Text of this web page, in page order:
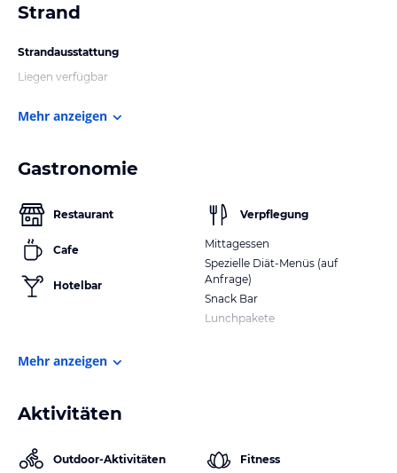
Strand
Strandausstattung
Liegen verfügbar
Mehr anzeigen
Gastronomie
Restaurant
Cafe
Hotelbar
Verpflegung
Mittagessen
Spezielle Diät-Menüs (auf
Anfrage)
Snack Bar
Lunchpakete
Mehr anzeigen
Aktivitäten
Outdoor-Aktivitäten Fitness